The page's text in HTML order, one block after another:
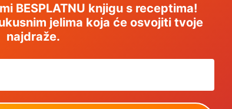
BESPLATNU knjigu s receptima!
jelima koja će osvojiti tvoje
najdraže.